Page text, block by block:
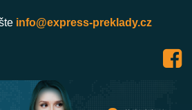
info@express-preklady.cz